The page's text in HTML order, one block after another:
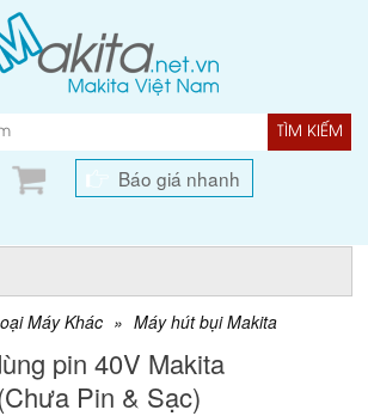
TÌM KIẾM
Báo giá nhanh
Máy Khác » Máy hút bụi Makita
pin 40V Makita
Pin & Sạc)